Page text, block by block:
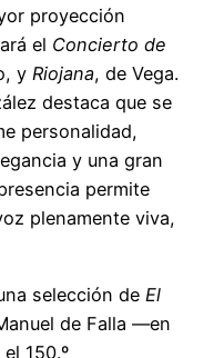
proyección
el Concierto de
y Riojana, de Vega.
destaca que se
personalidad,
y una gran
permite
plenamente viva,
selección de El
de Falla —en
150.º